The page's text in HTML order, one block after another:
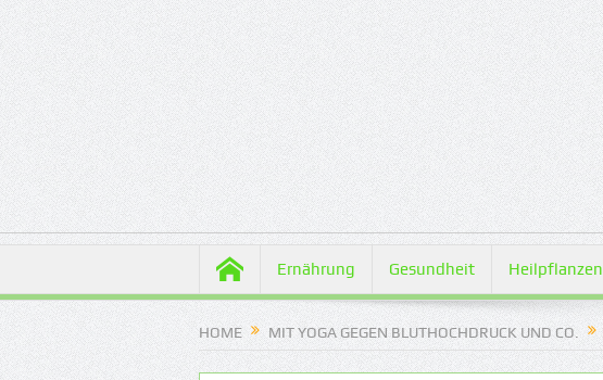
Ernährung Gesundheit Heilpflanzen
HOME MIT YOGA GEGEN BLUTHOCHDRUCK UND CO.